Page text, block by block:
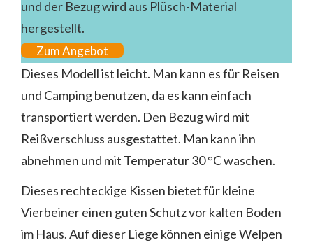
und der Bezug wird aus Plüsch-Material
hergestellt.
Zum Angebot
Dieses Modell ist leicht. Man kann es für Reisen
und Camping benutzen, da es kann einfach
transportiert werden. Den Bezug wird mit
Reißverschluss ausgestattet. Man kann ihn
abnehmen und mit Temperatur 30 °C waschen.
Dieses rechteckige Kissen bietet für kleine
Vierbeiner einen guten Schutz vor kalten Boden
im Haus. Auf dieser Liege können einige Welpen